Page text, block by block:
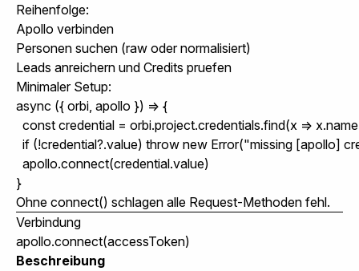
Reihenfolge:
Apollo verbinden
Personen suchen (raw oder normalisiert)
Leads anreichern und Credits pruefen
Minimaler Setup:
async ({ orbi, apollo }) => {
const credential = orbi.project.credentials.find(x =>
if (!credential?.value) throw new Error("missing [apollo]
  apollo.connect(credential.value)
Ohne connect() schlagen alle Request-Methoden fehl.
Verbindung
apollo.connect(accessToken)
Beschreibung